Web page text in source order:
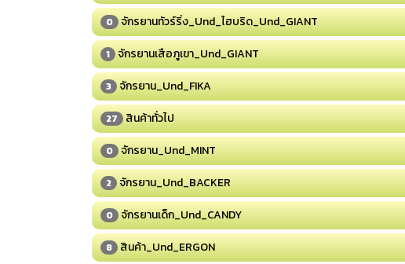
0 จักรยานทัวร์ริ่ง_Und_ไฮบริด_Und_GIANT
1 จักรยานเสือภูเขา_Und_GIANT
3 จักรยาน_Und_FIKA
27 สินค้าทั่วไป
0 จักรยาน_Und_MINT
2 จักรยาน_Und_BACKER
0 จักรยานเด็ก_Und_CANDY
8 สินค้า_Und_ERGON